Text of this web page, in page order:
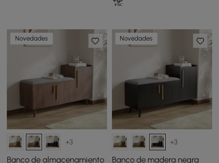
Novedades
+3
Banco de almacenamiento
Novedades
+3
Banco de madera negra